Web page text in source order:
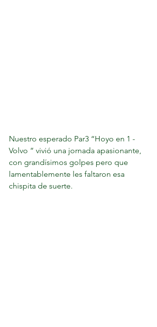
Nuestro esperado Par3 “Hoyo en 1 -
Volvo ” vivió una jornada apasionante,
con grandísimos golpes pero que
lamentablemente les faltaron esa
chispita de suerte.